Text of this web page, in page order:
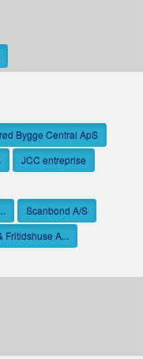
Bygge Central ApS
JCC entreprise
Scanbond A/S
Fritidshuse A...